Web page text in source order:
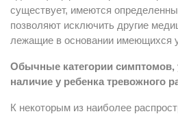
существует, имеются
позволяют исключить другие
лежащие в основании имеющихся
Обычные категории
наличие у ребенка тревожного
К некоторым из наиболее